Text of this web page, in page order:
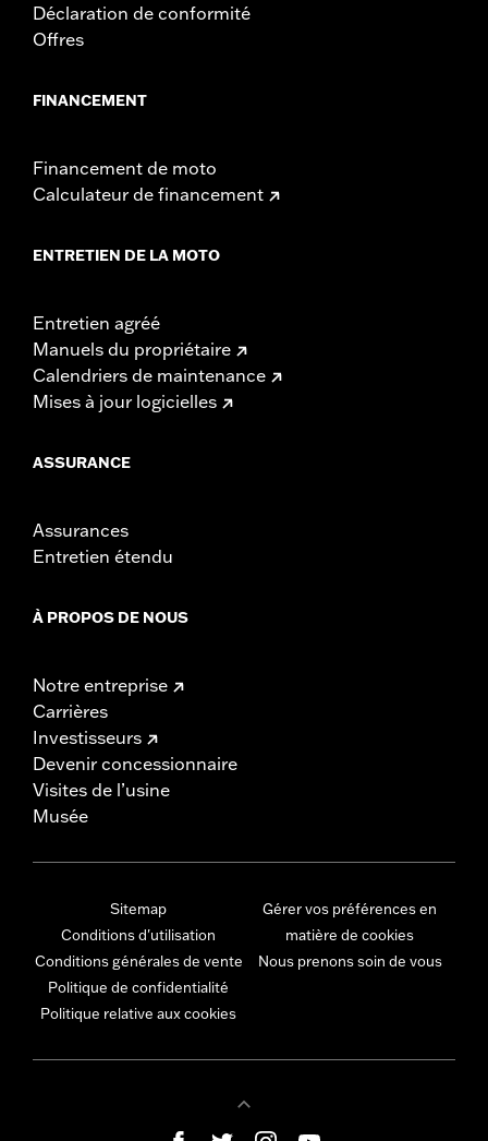
Déclaration de conformité
Offres
FINANCEMENT
Financement de moto
Calculateur de financement
ENTRETIEN DE LA MOTO
Entretien agréé
Manuels du propriétaire
Calendriers de maintenance
Mises à jour logicielles
ASSURANCE
Assurances
Entretien étendu
À PROPOS DE NOUS
Notre entreprise
Carrières
Investisseurs
Devenir concessionnaire
Visites de l’usine
Musée
Sitemap
Conditions d'utilisation
Conditions générales de vente
Politique de confidentialité
Politique relative aux cookies
Gérer vos préférences en
matière de cookies
Nous prenons soin de vous